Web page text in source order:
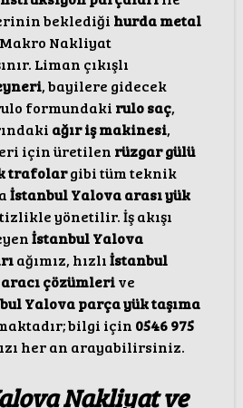
beklediği hurda metal
Nakliyat
Liman çıkışlı
, bayilere gidecek
formundaki rulo saç,
ağır iş makinesi,
için üretilen rüzgar gülü
trafolargibi tüm teknik
İstanbul Yalova arası yük
yönetilir. İş akışı
İstanbul Yalova
ağımız, hızlıİstanbul
çözümlerive
Yalova parça yük taşıma
bilgi için 0546 975
her an arayabilirsiniz.
Nakliyat ve